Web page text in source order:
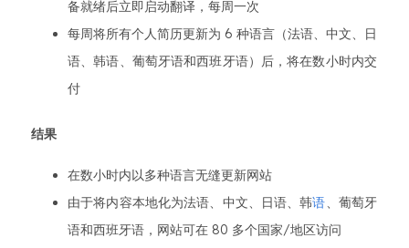
备就绪后立即启动翻译，每周一次
每周将所有个人简历更新为 6 种语言（法语、中文、日
语、韩语、葡萄牙语和西班牙语）后，将在数小时内交
付
结果
在数小时内以多种语言无缝更新网站
由于将内容本地化为法语、中文、日语、韩语、葡萄牙
语和西班牙语，网站可在 80 多个国家/地区访问